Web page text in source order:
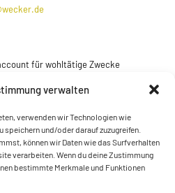
verwalten
verwenden wir Technologien wie
und/oder darauf zuzugreifen.
können wir Daten wie das Surfverhalten
verarbeiten. Wenn du deine Zustimmung
bestimmte Merkmale und Funktionen
für wohltätige Zwecke